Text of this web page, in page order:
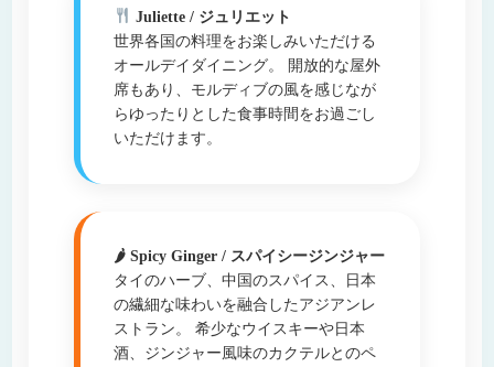
Juliette / ジュリエット
世界各国の料理をお楽しみいただける
オールデイダイニング。 開放的な屋外
席もあり、モルディブの風を感じなが
らゆったりとした食事時間をお過ごし
いただけます。
🌶 Spicy Ginger / スパイシージンジャー
タイのハーブ、中国のスパイス、日本
の繊細な味わいを融合したアジアンレ
ストラン。 希少なウイスキーや日本
酒、ジンジャー風味のカクテルとのペ